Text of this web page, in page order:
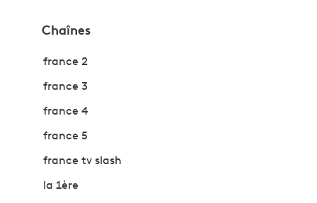
Chaînes
france 2
france 3
france 4
france 5
france tv slash
la 1ère